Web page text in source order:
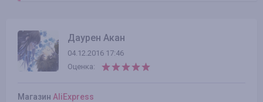
Даурен Акан
04.12.2016 17:46
Оценка:
Магазин AliExpress